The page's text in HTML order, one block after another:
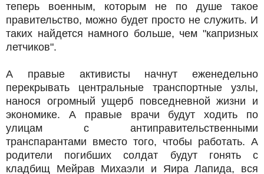
теперь военным, которым не по душе такое
правительство, можно будет просто не служить. И
таких найдется намного больше, чем "капризных
летчиков".
А правые активисты начнут еженедельно
перекрывать центральные транспортные узлы,
нанося огромный ущерб повседневной жизни и
экономике. А правые врачи будут ходить по
улицам с антиправительственными
транспарантами вместо того, чтобы работать. А
родители погибших солдат будут гонять с
кладбищ Мейрав Михаэли и Яира Лапида, вся